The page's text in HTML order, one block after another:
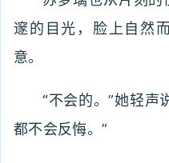
邃的目光，脸上自然
意。
“不会的。”她轻声
都不会反悔。”